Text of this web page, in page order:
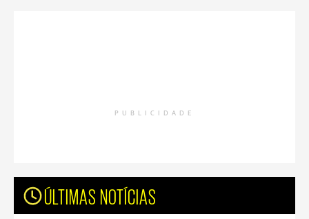
PUBLICIDADE
ÚLTIMAS NOTÍCIAS